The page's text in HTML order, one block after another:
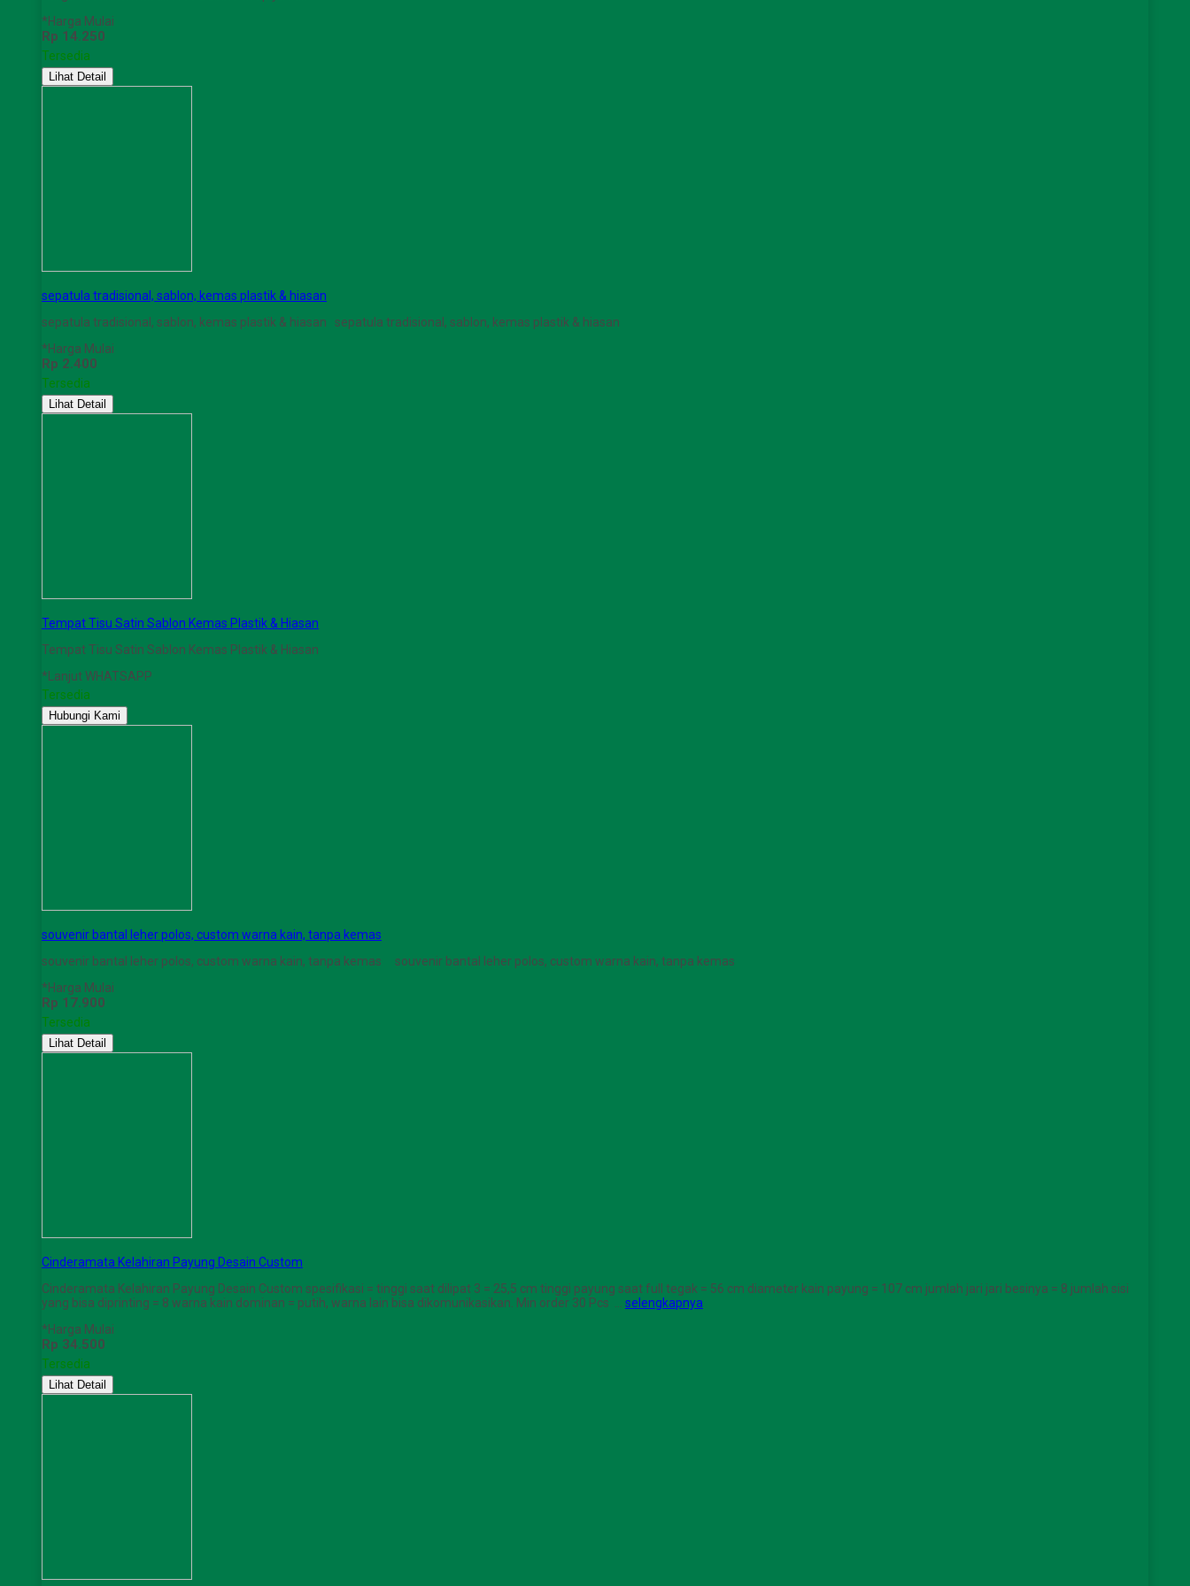
*Harga Mulai
Rp 14.250
Tersedia
Lihat Detail
sepatula tradisional, sablon, kemas plastik & hiasan
sepatula tradisional, sablon, kemas plastik & hiasan sepatula tradisional, sablon, kemas plastik & hiasan
*Harga Mulai
Rp 2.400
Tersedia
Lihat Detail
Tempat Tisu Satin Sablon Kemas Plastik & Hiasan
Tempat Tisu Satin Sablon Kemas Plastik & Hiasan
*Lanjut WHATSAPP
Tersedia
Hubungi Kami
souvenir bantal leher polos, custom warna kain, tanpa kemas
souvenir bantal leher polos, custom warna kain, tanpa kemas souvenir bantal leher polos, custom warna kain, tanpa kemas
*Harga Mulai
Rp 17.900
Tersedia
Lihat Detail
Cinderamata Kelahiran Payung Desain Custom
Cinderamata Kelahiran Payung Desain Custom spesifikasi = tinggi saat dilipat 3 = 25,5 cm tinggi payung saat full tegak = 56 cm diameter kain payung = 107 cm jumlah jari jari besinya = 8 jumlah sisi
yang bisa diprinting = 8 warna kain dominan = putih, warna lain bisa dikomunikasikan. Min order 30 Pcs … selengkapnya
*Harga Mulai
Rp 34.500
Tersedia
Lihat Detail